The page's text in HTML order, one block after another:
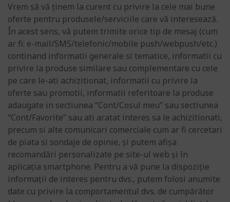
Vrem să vă ținem la curent cu privire la cele mai bune
oferte pentru produsele/serviciile care vă interesează.
În acest sens, vă putem trimite orice tip de mesaj (cum
ar fi: e-mail/SMS/telefonic/mobile push/webpush/etc.)
continand informatii generale si tematice, informatii cu
privire la produse similare sau complementare cu cele
pe care le-ati achizitionat, informatii cu privire la
oferte sau promotii, informatii referitoare la produse
adaugate in sectiunea “Cont/Cosul meu” sau sectiunea
“Cont/Favorite” sau ati aratat interes sa le achizitionati,
precum si alte comunicari comerciale cum ar fi cercetari
de piata si sondaje de opinie, și putem afișa
recomandări personalizate pe site-ul web și în
aplicația smartphone. Pentru a vă pune la dispoziție
informații de interes pentru dvs., putem folosi anumite
date cu privire la comportamentul dvs. de cumpărător